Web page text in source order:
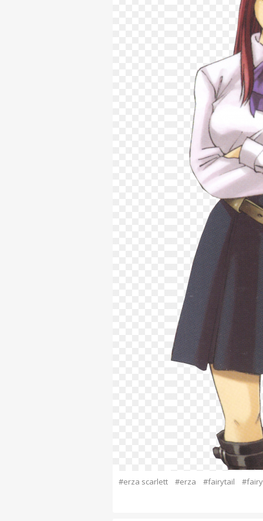
#erza scarlett #erza #fairytail